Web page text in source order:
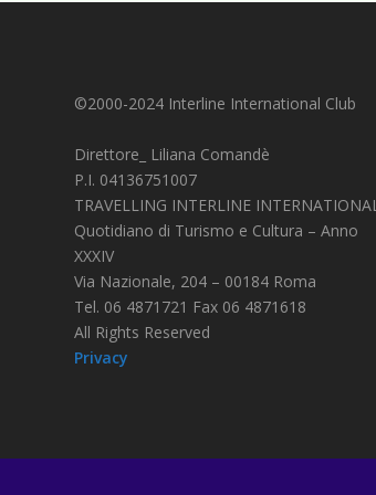
©2000-2024 Interline International Club
Direttore_ Liliana Comandè
P.I. 04136751007
TRAVELLING INTERLINE INTERNATIONAL
Quotidiano di Turismo e Cultura – Anno
XXXIV
Via Nazionale, 204 – 00184 Roma
Tel. 06 4871721 Fax 06 4871618
All Rights Reserved
Privacy